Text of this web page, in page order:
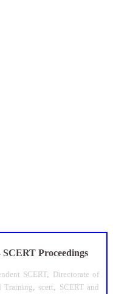
Proceedings
SCERT,
Directorate of
Training
scert
SCERT and